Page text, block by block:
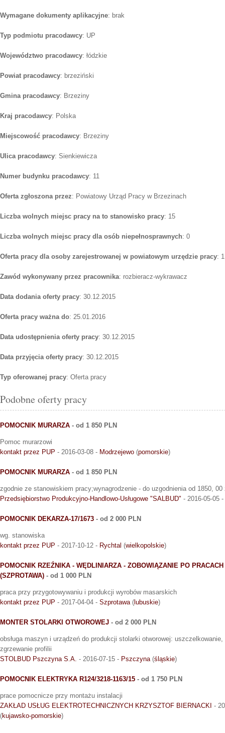
Wymagane dokumenty aplikacyjne: brak
Typ podmiotu pracodawcy: UP
Województwo pracodawcy: łódzkie
Powiat pracodawcy: brzeziński
Gmina pracodawcy: Brzeziny
Kraj pracodawcy: Polska
Miejscowość pracodawcy: Brzeziny
Ulica pracodawcy: Sienkiewicza
Numer budynku pracodawcy: 11
Oferta zgłoszona przez: Powiatowy Urząd Pracy w Brzezinach
Liczba wolnych miejsc pracy na to stanowisko pracy: 15
Liczba wolnych miejsc pracy dla osób niepełnosprawnych: 0
Oferta pracy dla osoby zarejestrowanej w powiatowym urzędzie pracy: 1
Zawód wykonywany przez pracownika: rozbieracz-wykrawacz
Data dodania oferty pracy: 30.12.2015
Oferta pracy ważna do: 25.01.2016
Data udostępnienia oferty pracy: 30.12.2015
Data przyjęcia oferty pracy: 30.12.2015
Typ oferowanej pracy: Oferta pracy
Podobne oferty pracy
POMOCNIK MURARZA - od 1 850 PLN
Pomoc murarzowi
kontakt przez PUP - 2016-03-08 - Modrzejewo (pomorskie)
POMOCNIK MURARZA - od 1 850 PLN
zgodnie ze stanowiskiem pracy;wynagrodzenie - do uzgodnienia od 1850, 00
Przedsiębiorstwo Produkcyjno-Handlowo-Usługowe "SALBUD" - 2016-05-05 -
POMOCNIK DEKARZA-17/1673 - od 2 000 PLN
wg. stanowiska
kontakt przez PUP - 2017-10-12 - Rychtal (wielkopolskie)
POMOCNIK RZEŹNIKA - WĘDLINIARZA - ZOBOWIĄZANIE PO
(SZPROTAWA) - od 1 000 PLN
praca przy przygotowywaniu i produkcji wyrobów masarskich
kontakt przez PUP - 2017-04-04 - Szprotawa( lubuskie)
MONTER STOLARKI OTWOROWEJ - od 2 000 PLN
obsługa maszyn i urządzeń do produkcji stolarki otworowej:
zgrzewanie profilii
STOLBUD Pszczyna S.A. - 2016-07-15 - Pszczyna(śląskie)
POMOCNIK ELEKTRYKA R124/3218-1163/15 - od 1 750 PLN
prace pomocnicze przy montażu instalacji
ZAKŁAD USŁUG ELEKTROTECHNICZNYCH KRZYSZTOF BIERNACKI -
(kujawsko-pomorskie)